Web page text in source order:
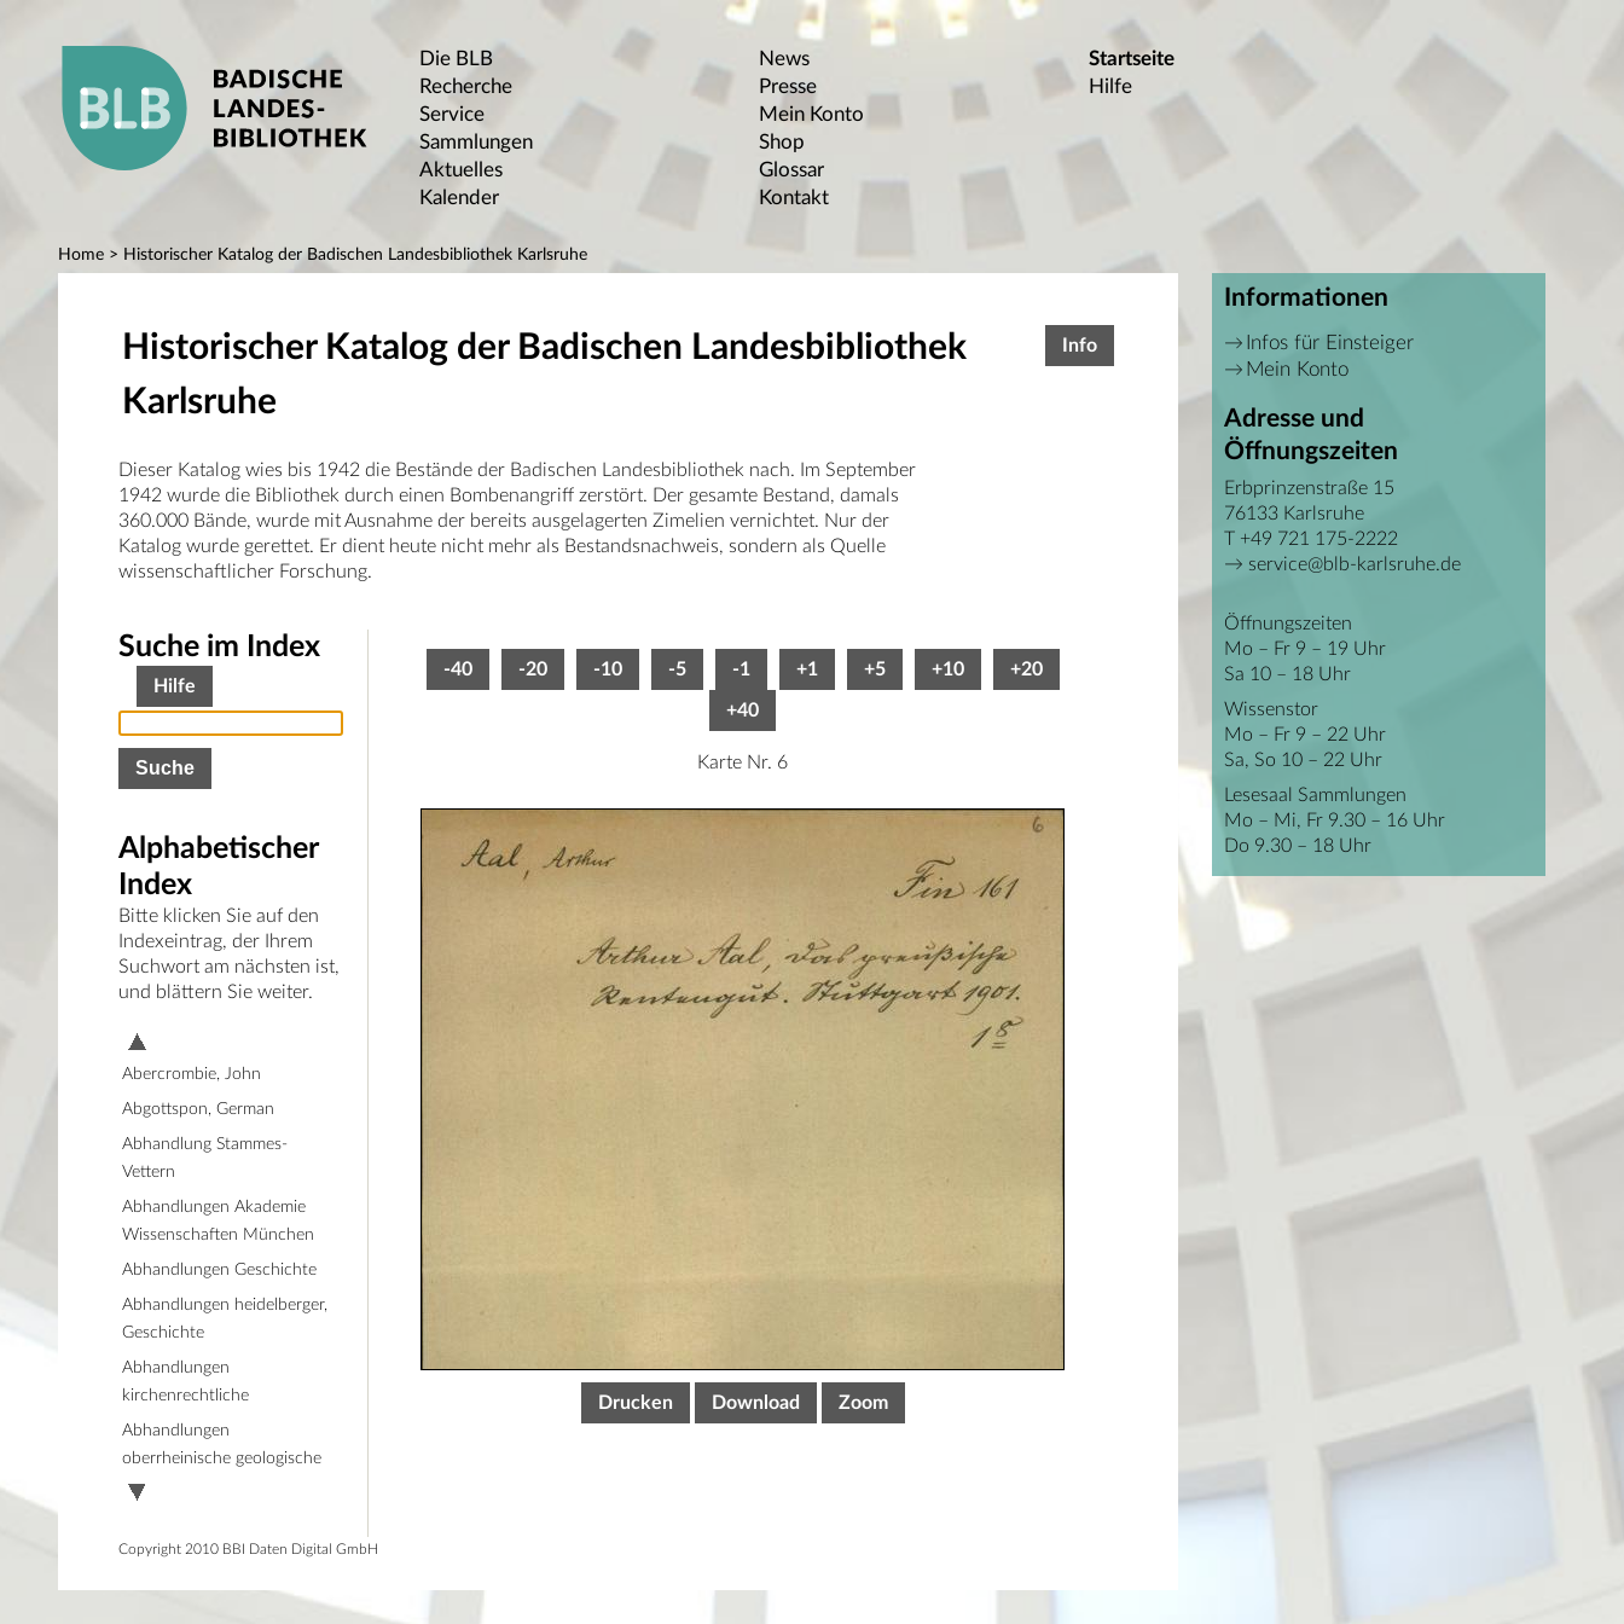
Die BLB
Recherche
Service
Sammlungen
Aktuelles
Kalender
News
Presse
Mein Konto
Shop
Glossar
Kontakt
Startseite
Hilfe
Home > Historischer Katalog der Badischen Landesbibliothek Karlsruhe
Historischer Katalog der Badischen Landesbibliothek
Karlsruhe
Info
Dieser Katalog wies bis 1942 die Bestände der Badischen Landesbibliothek nach. Im September
1942 wurde die Bibliothek durch einen Bombenangriff zerstört. Der gesamte Bestand, damals
360.000 Bände, wurde mit Ausnahme der bereits ausgelagerten Zimelien vernichtet. Nur der
Katalog wurde gerettet. Er dient heute nicht mehr als Bestandsnachweis, sondern als Quelle
wissenschaftlicher Forschung.
-40 -20 -10 -5 -1 +1 +5 +10 +20
+40
Karte Nr. 6
Drucken Download Zoom
Suche im Index
Hilfe
Alphabetischer
Index
Bitte klicken Sie auf den
Indexeintrag, der Ihrem
Suchwort am nächsten ist,
und blättern Sie weiter.
Abercrombie, John
Abgottspon, German
Abhandlung Stammes-
Vettern
Abhandlungen Akademie
Wissenschaften München
Abhandlungen Geschichte
Abhandlungen heidelberger,
Geschichte
Abhandlungen
kirchenrechtliche
Abhandlungen
oberrheinische geologische
Copyright 2010 BBI Daten Digital GmbH
Informationen
Infos für Einsteiger
Mein Konto
Adresse und
Öffnungszeiten
Erbprinzenstraße 15
76133 Karlsruhe
T +49 721 175-2222
service@blb-karlsruhe.de
Öffnungszeiten
Mo – Fr 9 – 19 Uhr
Sa 10 – 18 Uhr
Wissenstor
Mo – Fr 9 – 22 Uhr
Sa, So 10 – 22 Uhr
Lesesaal Sammlungen
Mo – Mi, Fr 9.30 – 16 Uhr
Do 9.30 – 18 Uhr